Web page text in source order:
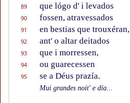
89
que lógo d' i levados
90
fossen, atravessados
91
en bestias que trouxéran,
92
ant' o altar deitados
93
que i morressen,
94
ou guarecessen
95
se a Déus prazía.
Mui grandes noit' e día...